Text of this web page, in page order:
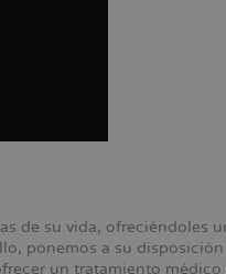
de su vida, ofreciéndoles
ponemos a su
un tratamiento médico